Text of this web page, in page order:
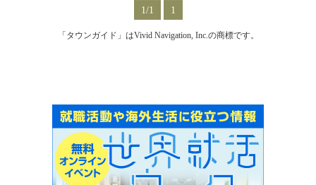
1/1 1
「タウンガイド」はVivid Navigation, Inc.の商標です。